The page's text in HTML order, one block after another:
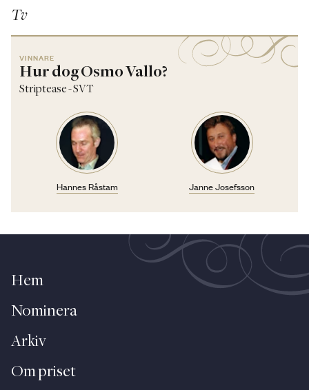
Tv
VINNARE
Hur dog Osmo Vallo?
Striptease - SVT
Hannes Råstam Janne Josefsson
Hem
Nominera
Arkiv
Om priset